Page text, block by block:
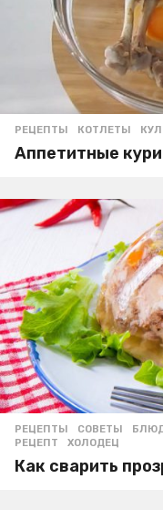
РЕЦЕПТЫ КОТЛЕТЫ ,
Аппетитные
РЕЦЕПТЫ ,СОВЕТЫ
РЕЦЕПТ
,ХОЛОДЕЦ
Как сварить